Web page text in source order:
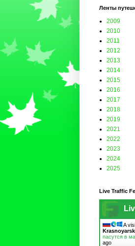
Ленты
2009
2010
2011
2012
2013
2014
2015
2016
2017
2018
2019
2021
2022
2023
2024
2025
Live Traffic
A
пасутся в
ago